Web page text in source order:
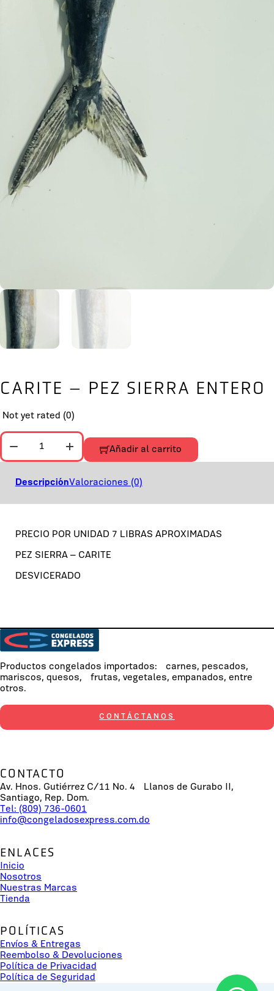
CARITE – PEZ SIERRA ENTERO
Not yet rated (0)
CARITE - PEZ SIERRA ENTERO cantidad
Añadir al carrito
DescripciónValoraciones (0)
PRECIO POR UNIDAD 7 LIBRAS APROXIMADAS
PEZ SIERRA – CARITE
DESVICERADO
Productos congelados importados: carnes, pescados,
mariscos, quesos, frutas, vegetales, empanados, entre
otros.
CONTÁCTANOS
CONTACTO
Av. Hnos. Gutiérrez C/11 No. 4 Llanos de Gurabo II,
Santiago, Rep. Dom.
Tel: (809) 736-0601
info@congeladosexpress.com.do
ENLACES
Inicio
Nosotros
Nuestras Marcas
Tienda
POLÍTICAS
Envíos & Entregas
Reembolso & Devoluciones
Política de Privacidad
Política de Seguridad